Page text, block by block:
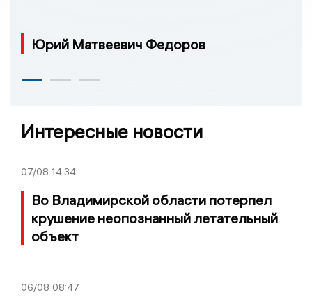
Юрий Матвеевич Федоров
Интересные новости
07/08 14:34
Во Владимирской области потерпел
крушение неопознанный летательный
объект
06/08 08:47